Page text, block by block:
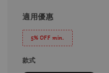
適用優惠
5% OFF min.
款式